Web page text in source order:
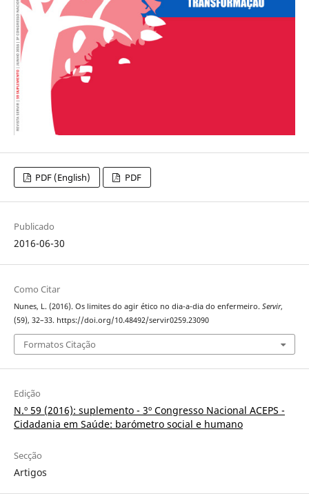
PDF (English) PDF
Publicado
2016-06-30
Como Citar
Nunes, L. (2016). Os limites do agir ético no dia-a-dia do enfermeiro. Servir,
(59), 32–33. https://doi.org/10.48492/servir0259.23090
Formatos Citação
Edição
N.º 59 (2016): suplemento - 3º Congresso Nacional ACEPS -
Cidadania em Saúde: barómetro social e humano
Secção
Artigos